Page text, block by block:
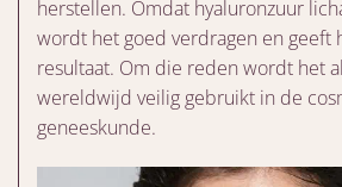
herstellen. Omdat hyaluronzuur
wordt het goed verdragen en geeft
resultaat. Om die reden wordt het
wereldwijd veilig gebruikt in de
geneeskunde.